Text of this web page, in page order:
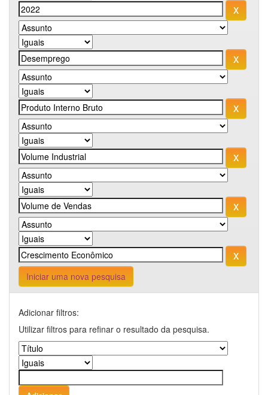
Iniciar uma nova pesquisa
Adicionar filtros:
Utilizar filtros para refinar o resultado da pesquisa.